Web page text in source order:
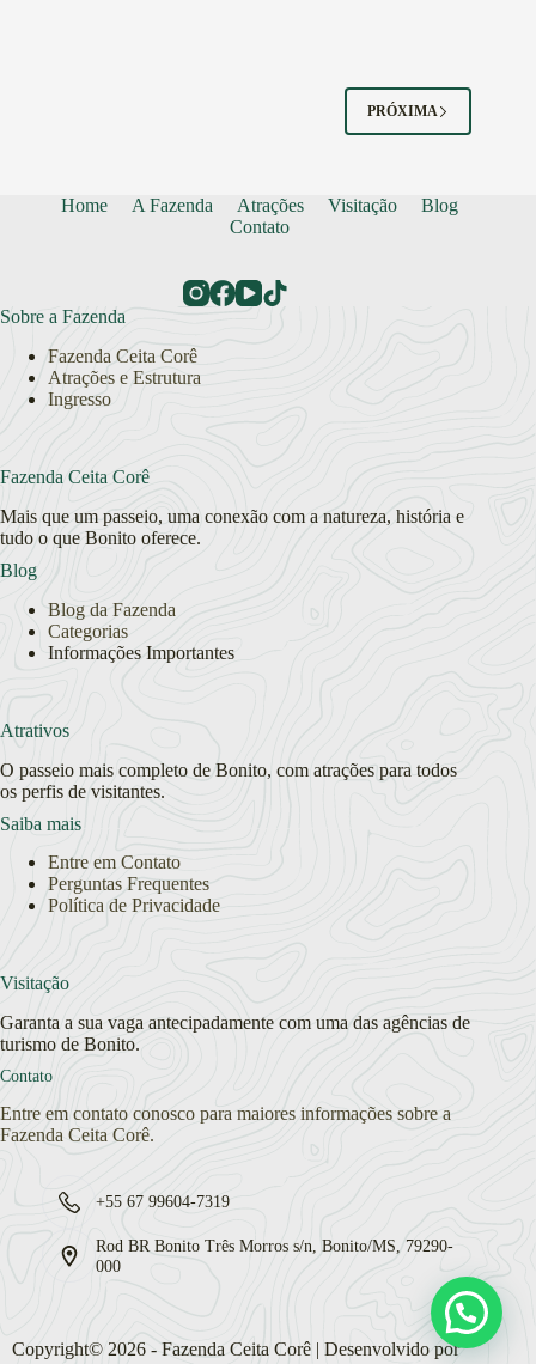
PRÓXIMA
Home A Fazenda Atrações Visitação
Blog
Contato
Sobre a Fazenda
Fazenda Ceita Corê
Atrações e Estrutura
Ingresso
Fazenda Ceita Corê
Mais que um passeio, uma conexão com a natureza, história e
tudo o que Bonito oferece.
Blog
Blog da Fazenda
Categorias
Informações Importantes
Atrativos
O passeio mais completo de Bonito, com atrações para todos
os perfis de visitantes.
Saiba mais
Entre em Contato
Perguntas Frequentes
Política de Privacidade
Visitação
Garanta a sua vaga antecipadamente com uma das agências de
turismo de Bonito.
Contato
Entre em contato conosco para maiores informações sobre a
Fazenda Ceita Corê.
+55 67 99604-7319
Rod BR Bonito Três Morros s/n, Bonito/MS, 79290-
000
Copyright© 2026 - Fazenda Ceita Corê | Desenvolvido por